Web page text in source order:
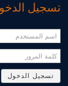
تسجيل
المستخدم
كلمة
المرور
تسجيل الدخول